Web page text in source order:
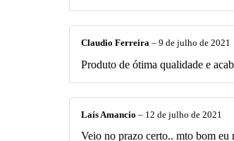
Claudio Ferreira – 9 de julho de 2021
Produto de ótima qualidade e
Laís Amancio – 12 de julho de 2021
Veio no prazo certo.. mto bom eu